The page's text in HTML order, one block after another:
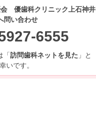
優歯科クリニック上石神井
問い合わせ
6555
「訪問歯科ネットを見た 」と
いです。